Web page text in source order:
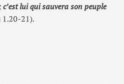
lui qui sauvera son peuple
1.20-21).